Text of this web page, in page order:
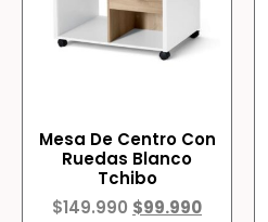
Mesa De Centro Con
Ruedas Blanco
Tchibo
$149.990 $99.990